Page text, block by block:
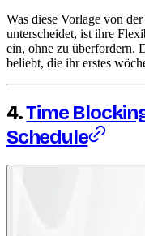
Was diese Vorlage von
unterscheidet, ist ihre
ein, ohne zu überfordern.
beliebt, die ihr erstes
4.Time
Schedule